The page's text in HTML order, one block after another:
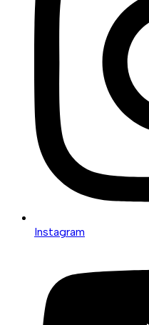
Instagram